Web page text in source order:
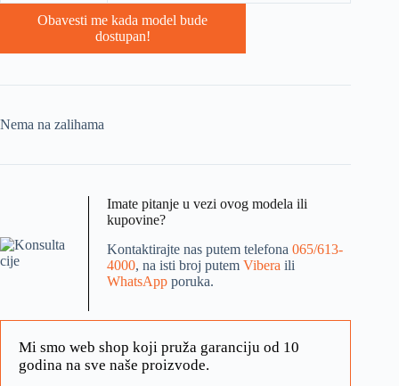
Obavesti me kada model bude
dostupan!
Nema na zalihama
Imate pitanje u vezi ovog modela ili
kupovine?
Kontaktirajte nas putem telefona 065/613-
4000, na isti broj putem Vibera ili
WhatsApp poruka.
Mi smo web shop koji pruža garanciju od 10
godina na sve naše proizvode.